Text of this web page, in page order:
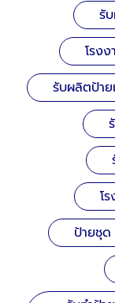
รั
โรง
รับผลิตป้า
โ
ป้ายชุ